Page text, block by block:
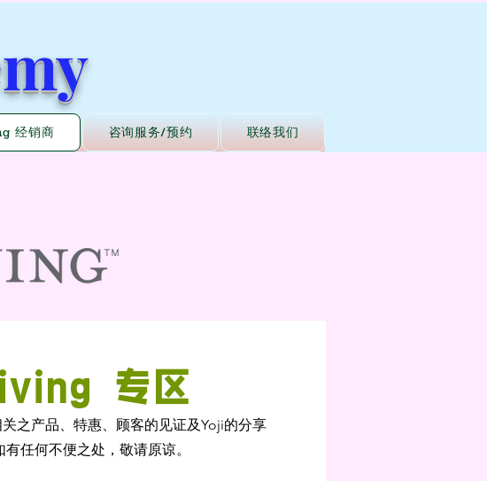
经销商 咨询服务/预约 联络我们
专区
之产品、特惠、顾客的见证及Yoji的分享
任何不便之处，敬请原谅。